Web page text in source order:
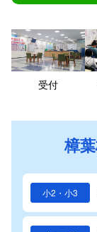
受付
樟
小2・小3